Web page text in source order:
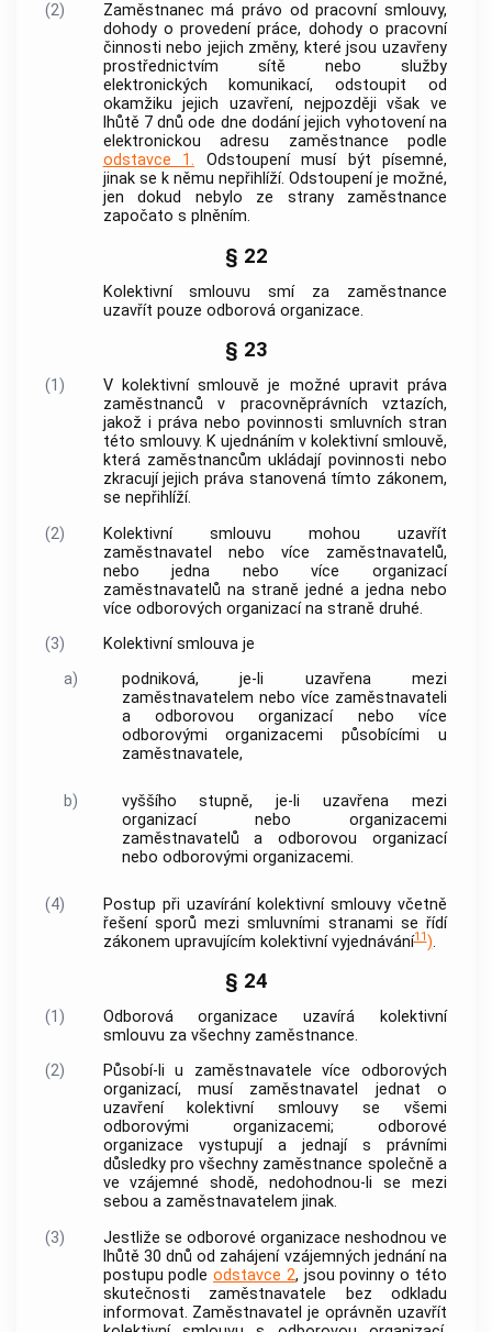
(2)
Zaměstnanec má právo od pracovní smlouvy,
dohody o provedení práce, dohody o pracovní
činnosti nebo jejich změny, které jsou uzavřeny
prostřednictvím sítě nebo služby
elektronických komunikací, odstoupit od
okamžiku jejich uzavření, nejpozději však ve
lhůtě 7 dnů ode dne dodání jejich vyhotovení na
elektronickou adresu zaměstnance podle
odstavce 1. Odstoupení musí být písemné,
jinak se k němu nepřihlíží. Odstoupení je možné,
jen dokud nebylo ze strany zaměstnance
započato s plněním.
§ 22
Kolektivní smlouvu smí za zaměstnance
uzavřít pouze odborová organizace.
§ 23
(1)
V kolektivní smlouvě je možné upravit práva
zaměstnanců v pracovněprávních vztazích,
jakož i práva nebo povinnosti smluvních stran
této smlouvy. K ujednáním v kolektivní smlouvě,
která zaměstnancům ukládají povinnosti nebo
zkracují jejich práva stanovená tímto zákonem,
se nepřihlíží.
(2)
Kolektivní smlouvu mohou uzavřít
zaměstnavatel
nebo více zaměstnavatelů,
nebo jedna nebo více organizací
zaměstnavatelů na straně jedné a jedna nebo
více odborových organizací na straně druhé.
(3)
Kolektivní smlouva je
a)
podniková, je-li uzavřena mezi
zaměstnavatelem nebo více zaměstnavateli
a odborovou organizací nebo více
odborovými organizacemi působícími u
zaměstnavatele,
b)
vyššího stupně, je-li uzavřena mezi
organizací nebo organizacemi
zaměstnavatelů a odborovou organizací
nebo odborovými organizacemi.
(4)
Postup při uzavírání kolektivní smlouvy včetně
řešení sporů mezi smluvními stranami se řídí
zákonem upravujícím kolektivní vyjednávání11).
§ 24
(1)
Odborová organizace uzavírá kolektivní
smlouvu za všechny zaměstnance.
(2)
Působí-li u zaměstnavatele více odborových
organizací, musí zaměstnavatel jednat o
uzavření kolektivní smlouvy se všemi
odborovými organizacemi; odborové
organizace vystupují a jednají s právními
důsledky pro všechny zaměstnance společně a
ve vzájemné shodě, nedohodnou-li se mezi
sebou a zaměstnavatelem jinak.
(3)
Jestliže se odborové organizace neshodnou ve
lhůtě 30 dnů od zahájení vzájemných jednání na
postupu podleodstavce 2, jsou povinny o této
skutečnosti zaměstnavatele bez odkladu
informovat. Zaměstnavatel je oprávněn uzavřít